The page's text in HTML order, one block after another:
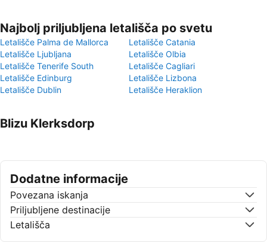
Najbolj priljubljena letališča po svetu
Letališče Palma de Mallorca
Letališče Catania
Letališče Ljubljana
Letališče Olbia
Letališče Tenerife South
Letališče Cagliari
Letališče Edinburg
Letališče Lizbona
Letališče Dublin
Letališče Heraklion
Blizu Klerksdorp
Dodatne informacije
Povezana iskanja
Priljubljene destinacije
Letališča